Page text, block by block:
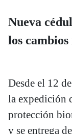
Nueva
los
Desde el 12
la expedición
protección
y se entrega